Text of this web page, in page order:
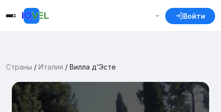
Войти
Страны / Италия / Вилла д’Эсте